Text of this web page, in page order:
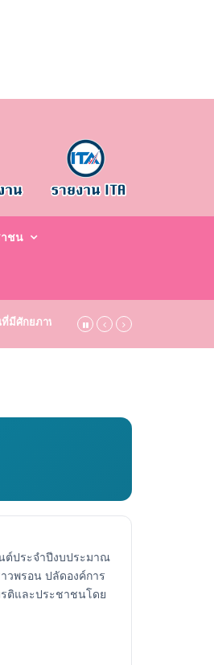
ชน
มีศักยภาพสูง ระดับชมเชย (Bronze)" ประจำ
ต์ประจำปีงบประมาณ
วพรอน ปลัดองค์การ
ติและประชาชนโดย